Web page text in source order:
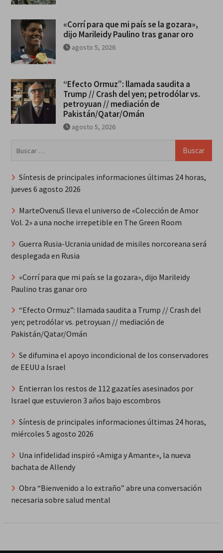
«Corrí para que mi país se la gozara»,
dijo Marileidy Paulino tras ganar oro
agosto 5, 2026
“Efecto Ormuz”: llamada saudita a
Trump // Crash del yen; petrodólar vs.
petroyuan // mediación de
Pakistán/Qatar/Omán
agosto 5, 2026
Síntesis de principales informaciones últimas 24 horas,
jueves 6 agosto 2026
MarteOvenuS lleva el universo de «Colección de Amor
Vol. 2» a una noche irrepetible en The Green Room
Guerra Rusia-Ucrania unidad de misiles norcoreana será
desplegada en Rusia
«Corrí para que mi país se la gozara», dijo Marileidy
Paulino tras ganar oro
“Efecto Ormuz”: llamada saudita a Trump // Crash del
yen; petrodólar vs. petroyuan // mediación de
Pakistán/Qatar/Omán
Se difumina el apoyo incondicional de los conservadores
de EEUU a Israel
Entierran los restos de 112 gazatíes asesinados por
Israel que estuvieron 3 años bajo escombros
Síntesis de principales informaciones últimas 24 horas,
miércoles 5 agosto 2026
Una infidelidad inspiró «Amiga y Amante», la nueva
bachata de Allendy
Obra “Bienvenido a lo extraño” abre una conversación
necesaria sobre salud mental